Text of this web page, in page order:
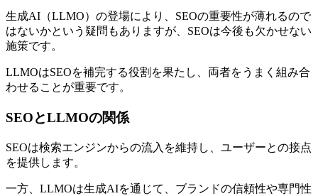
生成AI（LLMO）の登場により、SEOの重要性が薄れるので
はないかという疑問もありますが、SEOは今後も欠かせない
施策です。
LLMOはSEOを補完する役割を果たし、両者をうまく組み合
わせることが重要です。
SEOとLLMOの関係
SEOは検索エンジンからの流入を維持し、ユーザーとの接点
を提供します。
一方、LLMOは生成AIを通じて、ブランドの信頼性や専門性